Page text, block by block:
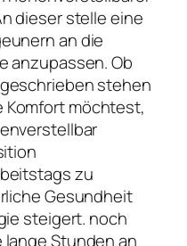
dieser stelle eine
an die
anzupassen. Ob
stehen
Komfort möchtest,
zu
Gesundheit
steigert. noch
Stunden an